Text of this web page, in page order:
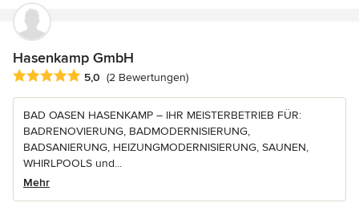
Hasenkamp GmbH
Durchschnittliche Bewertung: 5 von 5 Sternen
5,0 (2 Bewertungen)
BAD OASEN HASENKAMP – IHR MEISTERBETRIEB FÜR:
BADRENOVIERUNG, BADMODERNISIERUNG,
BADSANIERUNG, HEIZUNGMODERNISIERUNG, SAUNEN,
WHIRLPOOLS und...
Mehr